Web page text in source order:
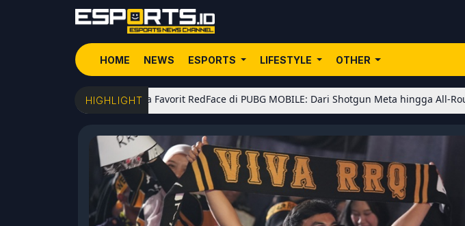
HOME NEWS ESPORTS LIFESTYLE OTHER
HIGHLIGHT
5 Senjata Favorit RedFace di PUBG MOBILE: Dari Shotgun Meta hingga All-Rounder Andalan